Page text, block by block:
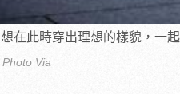
想在此時穿出理想的樣貌，一
Photo Via